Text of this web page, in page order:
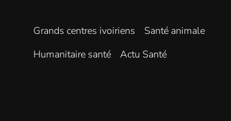
Grands centres ivoiriens
Santé animale
Humanitaire santé
Actu Santé